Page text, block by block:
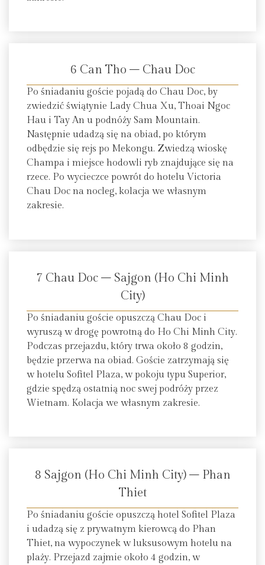
6 Can Tho – Chau Doc
Po śniadaniu goście pojadą do Chau Doc, by
zwiedzić świątynie Lady Chua Xu, Thoai Ngoc
Hau i Tay An u podnóży Sam Mountain.
Następnie udadzą się na obiad, po którym
odbędzie się rejs po Mekongu. Zwiedzą wioskę
Champa i miejsce hodowli ryb znajdujące się na
rzece. Po wycieczce powrót do hotelu Victoria
Chau Doc na nocleg, kolacja we własnym
zakresie.
7 Chau Doc – Sajgon (Ho Chi Minh
City)
Po śniadaniu goście opuszczą Chau Doc i
wyruszą w drogę powrotną do Ho Chi Minh City.
Podczas przejazdu, który trwa około 8 godzin,
będzie przerwa na obiad. Goście zatrzymają się
w hotelu Sofitel Plaza, w pokoju typu Superior,
gdzie spędzą ostatnią noc swej podróży przez
Wietnam. Kolacja we własnym zakresie.
8 Sajgon (Ho Chi Minh City) – Phan
Thiet
Po śniadaniu goście opuszczą hotel Sofitel Plaza
i udadzą się z prywatnym kierowcą do Phan
Thiet, na wypoczynek w luksusowym hotelu na
plaży. Przejazd zajmie około 4 godzin, w